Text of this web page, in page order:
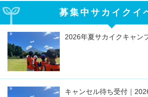
募集中サカイクイ
2026年夏サカイクキャン
キャンセル待ち受付｜